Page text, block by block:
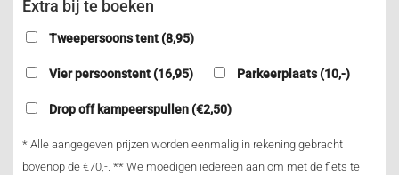
Extra bij te boeken
Tweepersoons tent (8,95)
Vier persoonstent (16,95) Parkeerplaats (10,-)
Drop off kampeerspullen (€2,50)
* Alle aangegeven prijzen worden eenmalig in rekening gebracht
bovenop de €70,-. ** We moedigen iedereen aan om met de fiets te